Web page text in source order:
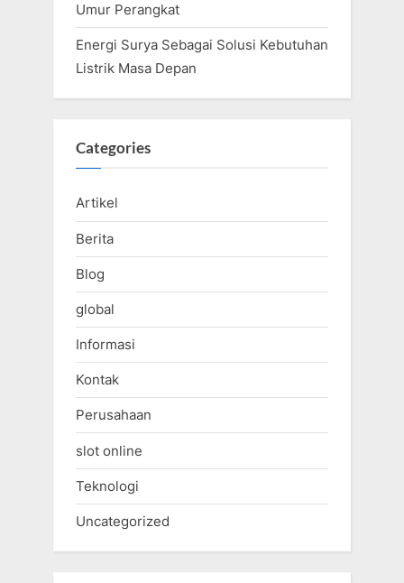
Umur Perangkat
Energi Surya Sebagai Solusi Kebutuhan
Listrik Masa Depan
Categories
Artikel
Berita
Blog
global
Informasi
Kontak
Perusahaan
slot online
Teknologi
Uncategorized